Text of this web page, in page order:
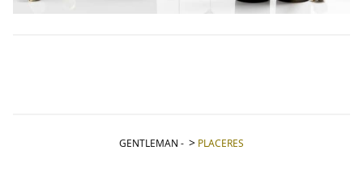
GENTLEMAN - PLACERES